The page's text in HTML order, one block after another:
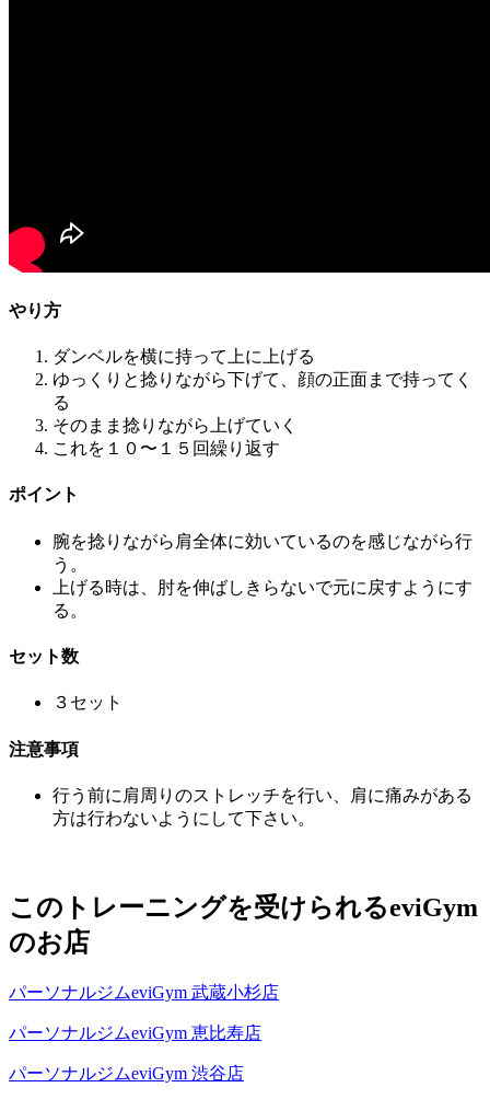
やり方
ダンベルを横に持って上に上げる
ゆっくりと捻りながら下げて、顔の正面まで持ってく
る
そのまま捻りながら上げていく
これを１０〜１５回繰り返す
ポイント
腕を捻りながら肩全体に効いているのを感じながら行
う。
上げる時は、肘を伸ばしきらないで元に戻すようにす
る。
セット数
３セット
注意事項
行う前に肩周りのストレッチを行い、肩に痛みがある
方は行わないようにして下さい。
このトレーニングを受けられるeviGym
のお店
パーソナルジムeviGym 武蔵小杉店
パーソナルジムeviGym 恵比寿店
パーソナルジムeviGym 渋谷店